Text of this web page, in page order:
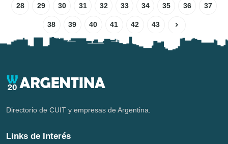
28 29 30 31 32 33 34 35 36 37
38 39 40 41 42 43
Directorio de CUIT y empresas de Argentina.
Links de Interés